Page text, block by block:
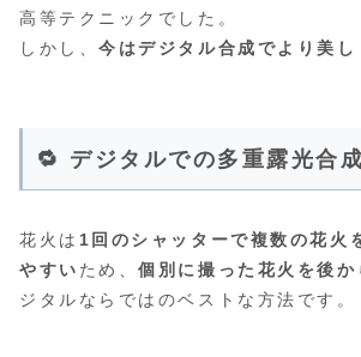
高等テクニックでした。
しかし、今はデジタル合成でより美
🔁 デジタルでの多重露光合
花火は 1回のシャッターで複数の花火
やすい ため、個別に撮った花火を後
ジタルならではのベストな方法です。